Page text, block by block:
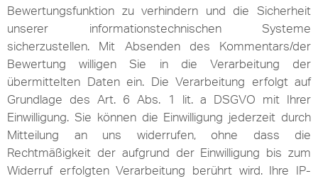
Bewertungsfunktion zu verhindern und die Sicherheit
unserer informationstechnischen Systeme
sicherzustellen. Mit Absenden des Kommentars/der
Bewertung willigen Sie in die Verarbeitung der
übermittelten Daten ein. Die Verarbeitung erfolgt auf
Grundlage des Art. 6 Abs. 1 lit. a DSGVO mit Ihrer
Einwilligung. Sie können die Einwilligung jederzeit durch
Mitteilung an uns widerrufen, ohne dass die
Rechtmäßigkeit der aufgrund der Einwilligung bis zum
Widerruf erfolgten Verarbeitung berührt wird. Ihre IP-